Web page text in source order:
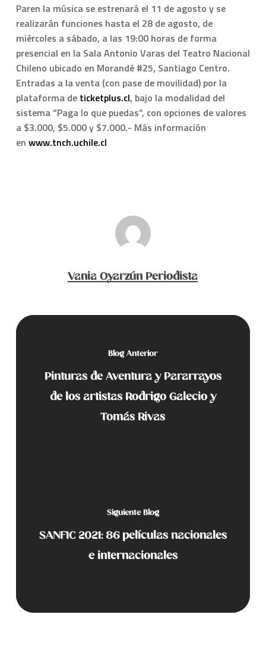
Paren la músicase estrenará el 11 de agosto y se
realizarán funciones hasta el 28 de agosto, de
miércoles a sábado, a las 19:00 horas de forma
presencial en la Sala Antonio Varas del Teatro Nacional
Chileno ubicado en Morandé #25, Santiago Centro.
Entradas a la venta (con pase de movilidad) por la
plataforma de ticketplus.cl, bajo la modalidad del
sistema “Paga lo que puedas”, con opciones de valores
a $3.000, $5.000 y $7.000.- Más información
en www.tnch.uchile.cl
Vania Oyarzún Periodista
Blog Anterior
Pinturas de Aventura y Pararrayos
de los artistas Rodrigo Galecio y
Tomás Rivas
Siguiente Blog
SANFIC 2021: 86 películas nacionales
e internacionales